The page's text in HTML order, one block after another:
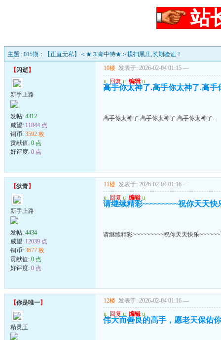
站
主题 : 015期：【正直无私】＜★３肖中特★＞横扫黑庄,长期验证！
【闪逝】
新手上路
发帖: 4312
威望: 11844 点
铜币: 3592 枚
贡献值: 0 点
好评度: 0 点
10楼 发表于: 2026-02-04 01:15 ---
u 回复 u 编辑 u
高手你太神了.高手你太神了.高手
高手你太神了.高手你太神了.高手你太神了.
【狄青】
新手上路
发帖: 4434
威望: 12039 点
铜币: 3677 枚
贡献值: 0 点
好评度: 0 点
11楼 发表于: 2026-02-04 01:16 ---
u 回复 u 编辑 u
请继续精彩~~~~~~~~~祝你天天快
请继续精彩~~~~~~~~~祝你天天快乐
【你是唯一】
精灵王
12楼 发表于: 2026-02-04 01:16 ---
u 回复 u 编辑 u
伟大而善良的高手，愿老天保佑